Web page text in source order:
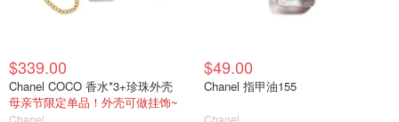
$339.00
Chanel COCO 香水*3+珍珠外壳
母亲节限定单品！外壳可做挂饰~
Chanel
$49.00
Chanel 指甲油155
Chanel